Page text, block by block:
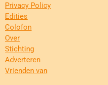
Privacy Policy
Edities
Colofon
Over
Stichting
Adverteren
Vrienden van